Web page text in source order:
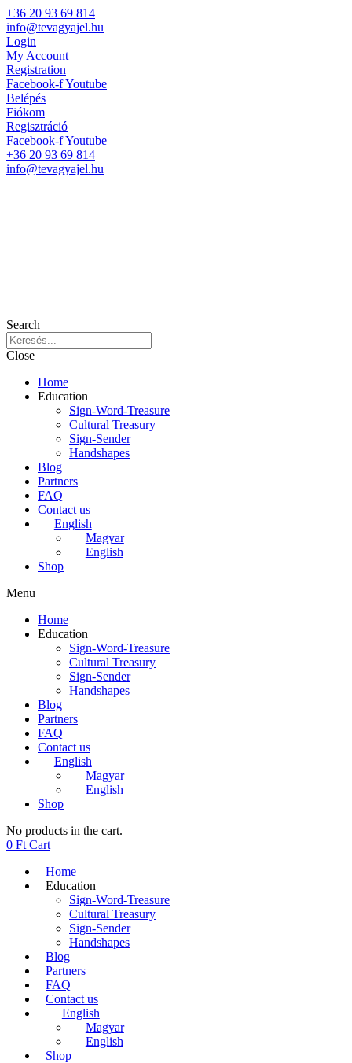
+36 20 93 69 814
info@tevagyajel.hu
Login
My Account
Registration
Facebook-fYoutube
Belépés
Fiókom
Regisztráció
Facebook-fYoutube
+36 20 93 69 814
info@tevagyajel.hu
Search
Close
Home
Education
Sign-Word-Treasure
Cultural Treasury
Sign-Sender
Handshapes
Blog
Partners
FAQ
Contact us
English
Magyar
English
Shop
Menu
Home
Education
Sign-Word-Treasure
Cultural Treasury
Sign-Sender
Handshapes
Blog
Partners
FAQ
Contact us
English
Magyar
English
Shop
No products in the cart.
0 Ft Cart
Home
Education
Sign-Word-Treasure
Cultural Treasury
Sign-Sender
Handshapes
Blog
Partners
FAQ
Contact us
English
Magyar
English
Shop